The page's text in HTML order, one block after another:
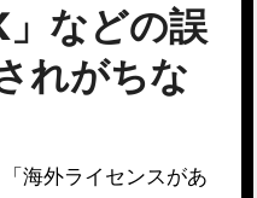
」などの誤
れがちな
海外ライセンスがあ